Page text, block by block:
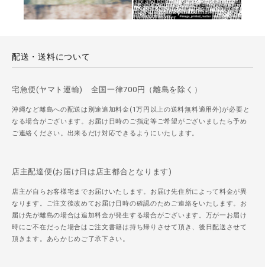
配送・送料について
宅急便(ヤマト運輸) 全国一律700円（離島を除く）
沖縄など離島への配送は別途追加料金(1万円以上の送料無料適用外)が必要と
なる場合がございます。お届け日時のご指定等ご希望がございましたら予め
ご連絡ください。出来るだけ対応できるようにいたします。
店主配達便(お届け日は店主都合となります)
店主が自らお客様宅までお届けいたします。お届け先住所によって料金が異
なります。ご注文後改めてお届け日時の確認のためご連絡をいたします。お
届け先が離島の場合は追加料金が発生する場合がございます。万が一お届け
時にご不在だった場合はご注文書籍は持ち帰りさせて頂き、後日配送させて
頂きます。あらかじめご了承下さい。